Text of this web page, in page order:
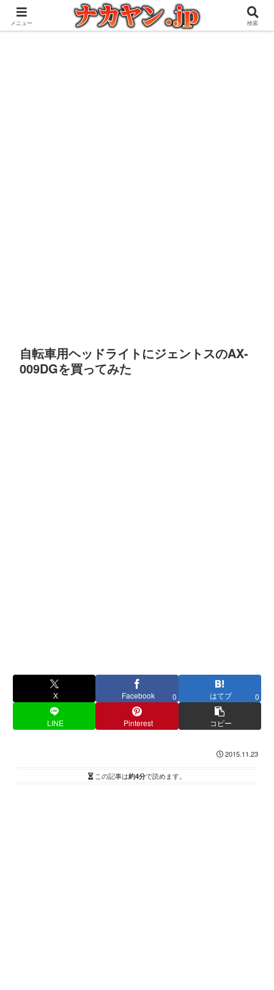
アウトドアとガジェット好きな管理人の愉快な日々を綴るブログ
自転車用ヘッドライトにジェントスのAX-
009DGを買ってみた
X Facebook 0 はてブ 0
LINE Pinterest コピー
2015.11.23
この記事は約4分で読めます。
メニュー 検索